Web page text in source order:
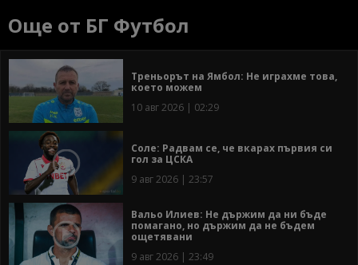
Още от БГ Футбол
Треньорът на Ямбол: Не играхме това,
което можем
10 авг 2026 | 02:29
Соле: Радвам се, че вкарах първия си
гол за ЦСКА
9 авг 2026 | 23:57
Вальо Илиев: Не държим да ни бъде
помагано, но държим да не бъдем
ощетявани
9 авг 2026 | 23:49